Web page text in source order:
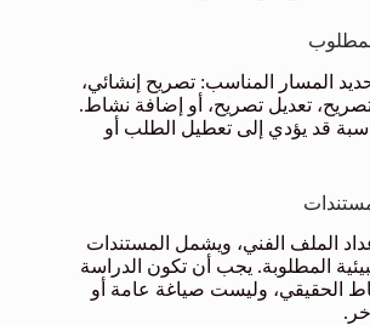
المسار المناسب: تصريح إنشائي،
تعديل تصريح، أو إضافة نشاط.
قد يؤدي إلى تعطيل الطلب أو
الملف الفني، ويشمل المستندات
المطلوبة. يجب أن تكون الدراسة
الحقيقي، وليست صياغة عامة أو